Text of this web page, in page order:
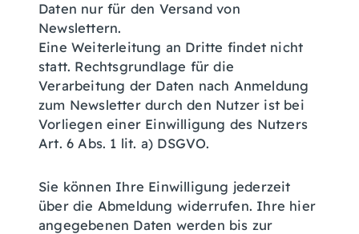
Daten nur für den Versand von
Newslettern.
Eine Weiterleitung an Dritte findet nicht
statt. Rechtsgrundlage für die
Verarbeitung der Daten nach Anmeldung
zum Newsletter durch den Nutzer ist bei
Vorliegen einer Einwilligung des Nutzers
Art. 6 Abs. 1 lit. a) DSGVO.
Sie können Ihre Einwilligung jederzeit
über die Abmeldung widerrufen. Ihre hier
angegebenen Daten werden bis zur